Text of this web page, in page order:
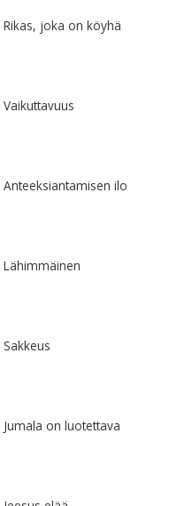
Rikas, joka on köyhä
Vaikuttavuus
Anteeksiantamisen ilo
Lähimmäinen
Sakkeus
Jumala on luotettava